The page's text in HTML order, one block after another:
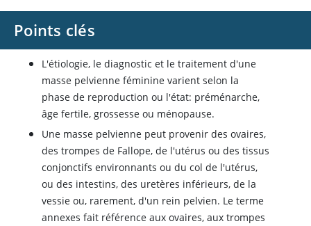
Points clés
L'étiologie, le diagnostic et le traitement d'une
masse pelvienne féminine varient selon la
phase de reproduction ou l'état: préménarche,
âge fertile, grossesse ou ménopause.
Une masse pelvienne peut provenir des ovaires,
des trompes de Fallope, de l'utérus ou des tissus
conjonctifs environnants ou du col de l'utérus,
ou des intestins, des uretères inférieurs, de la
vessie ou, rarement, d'un rein pelvien. Le terme
annexes fait référence aux ovaires, aux trompes